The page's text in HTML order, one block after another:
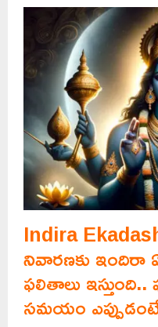
Indira
నివారణకు ఇందిరా
ఫలితాలు
సమయం